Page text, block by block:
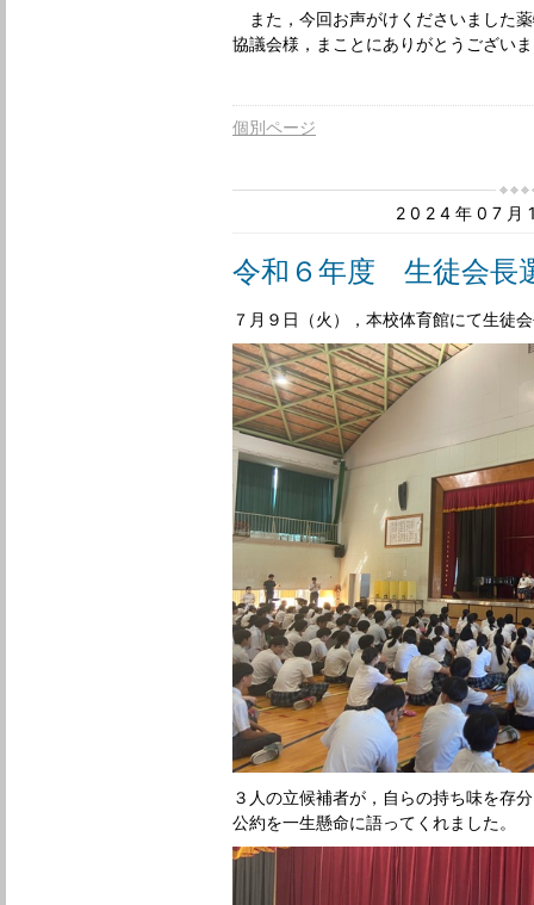
また，今回お声がけくださいました
協議会様，まことにありがとうござい
個別ページ
2024年07月
令和６年度 生徒会長
７月９日（火），本校体育館にて生徒
３人の立候補者が，自らの持ち味を存
公約を一生懸命に語ってくれました。